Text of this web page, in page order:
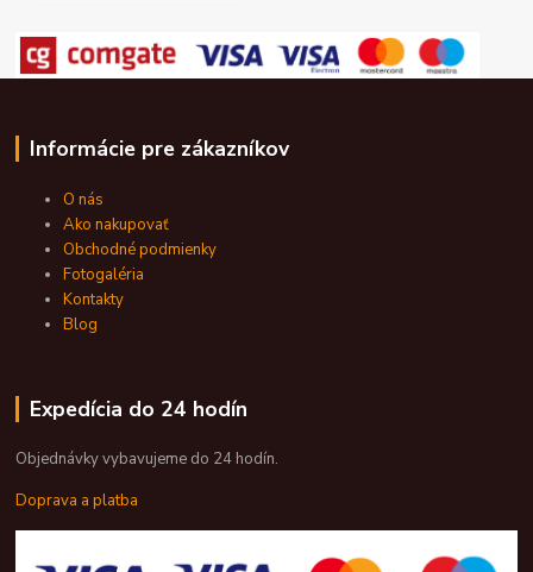
Informácie pre zákazníkov
O nás
Ako nakupovať
Obchodné podmienky
Fotogaléria
Kontakty
Blog
Expedícia do 24 hodín
Objednávky vybavujeme do 24 hodín.
Doprava a platba